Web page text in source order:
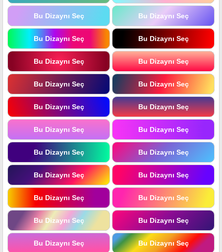
Bu Dizaynı Seç Bu Dizaynı Seç
Bu Dizaynı Seç Bu Dizaynı Seç
Bu Dizaynı Seç Bu Dizaynı Seç
Bu Dizaynı Seç Bu Dizaynı Seç
Bu Dizaynı Seç Bu Dizaynı Seç
Bu Dizaynı Seç Bu Dizaynı Seç
Bu Dizaynı Seç Bu Dizaynı Seç
Bu Dizaynı Seç Bu Dizaynı Seç
Bu Dizaynı Seç Bu Dizaynı Seç
Bu Dizaynı Seç Bu Dizaynı Seç
Bu Dizaynı Seç Bu Dizaynı Seç